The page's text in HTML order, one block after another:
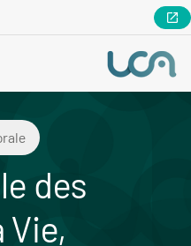
des
Vie,